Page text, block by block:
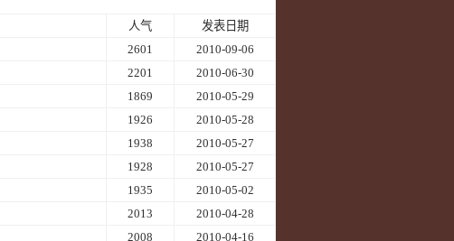
人气
发表日期
2601
2010-09-06
2201
2010-06-30
1869
2010-05-29
1926
2010-05-28
1938
2010-05-27
1928
2010-05-27
1935
2010-05-02
2013
2010-04-28
2008
2010-04-16